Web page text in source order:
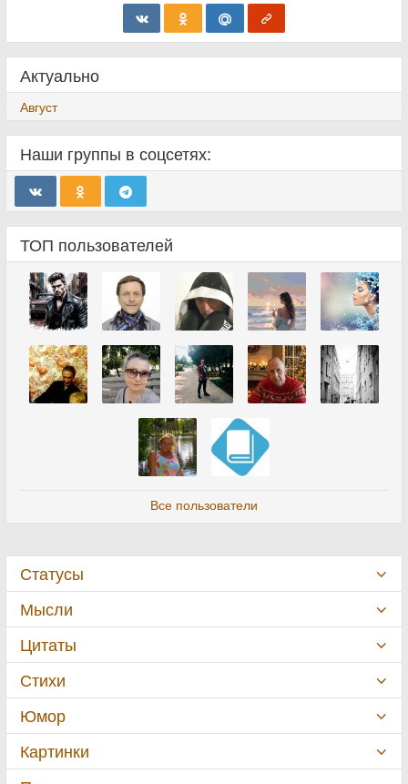
Актуально
Август
Наши группы в соцсетях:
ТОП пользователей
Все пользователи
Статусы
Мысли
Цитаты
Стихи
Юмор
Картинки